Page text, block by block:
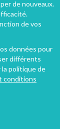
de nouveaux.
de vos
données pour
différents
politique de
conditions